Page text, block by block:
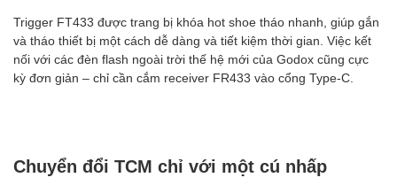
Trigger FT433 được trang bị khóa hot shoe tháo nhanh, giúp gắn
và tháo thiết bị một cách dễ dàng và tiết kiệm thời gian. Việc kết
nối với các đèn flash ngoài trời thế hệ mới của Godox cũng cực
kỳ đơn giản – chỉ cần cắm receiver FR433 vào cổng Type-C.
Chuyển đổi TCM chỉ với một cú nhấp